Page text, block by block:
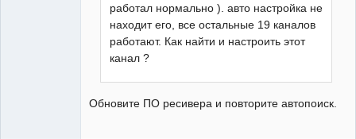
работал нормально ). авто настройка не
находит его, все остальные 19 каналов
работают. Как найти и настроить этот
канал ?
Обновите ПО ресивера и повторите автопоиск.